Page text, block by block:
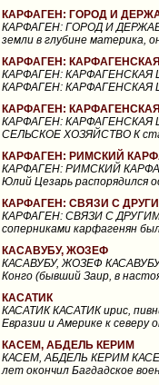
КАРФАГЕН: ГОРОД И
КАРФАГЕН: ГОРОД И
земли в глубине материка,
КАРФАГЕН:
КАРФАГЕН: КАРФАГЕНСКАЯ
КАРФАГЕН: КАРФАГЕНСКАЯ
КАРФАГЕН:
КАРФАГЕН:
СЕЛЬСКОЕ ХОЗЯЙСТВО К
КАРФАГЕН: РИМСКИЙ
КАРФАГЕН: РИМСКИЙ
Юлий Цезарь распорядился
КАРФАГЕН: СВЯЗИ С
КАРФАГЕН: СВЯЗИ С
соперниками карфагенян
КАСАВУБУ, ЖОЗЕФ
КАСАВУБУ, ЖОЗЕФ КАСАВУБУ,
Конго (бывший Заир, в
КАСАТИК
КАСАТИК КАСАТИК ирис,
Евразии и Америке к
КАСЕМ, АБДЕЛЬ КЕРИМ
КАСЕМ, АБДЕЛЬ КЕРИМ
лет окончил Багдадское